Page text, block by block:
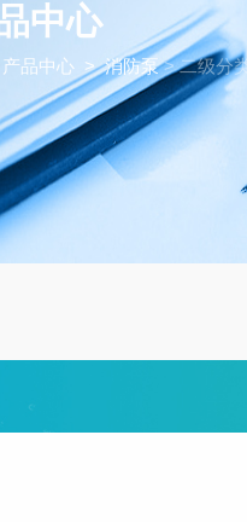
中心
产品中心>消防泵> 二级分类